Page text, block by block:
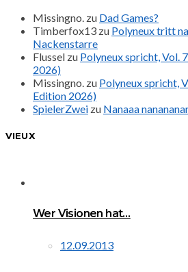
Missingno. zu Dad Games?
Timberfox13 zu Polyneux tritt
Nackenstarre
Flussel zu Polyneux spricht, Vol.
2026)
Missingno. zu Polyneux spricht,
Edition 2026)
SpielerZwei zu Nanaaa
VIEUX
Wer Visionen hat…
12.09.2013